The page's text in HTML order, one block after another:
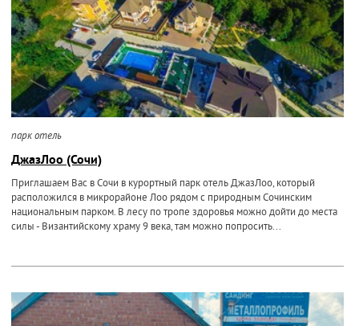
парк отель
ДжазЛоо (Сочи)
Приглашаем Вас в Сочи в курортный парк отель ДжазЛоо, который
расположился в микрорайоне Лоо рядом с природным Сочинским
национальным парком. В лесу по тропе здоровья можно дойти до места
силы - Византийскому храму 9 века, там можно попросить...